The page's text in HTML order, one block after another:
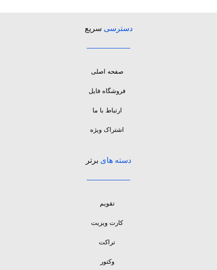
دسترسی سریع
صفحه اصلی
فروشگاه فایل
ارتباط با ما
اشتراک ویژه
دسته های برتر
تقویم
کارت ویزیت
تراکت
وکتور